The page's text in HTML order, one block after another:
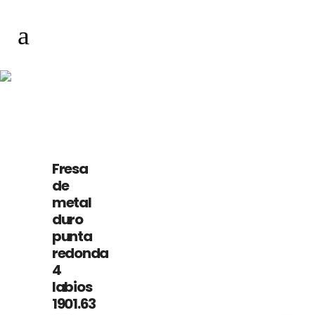
OFERTA
Fresa
de
metal
duro
punta
redonda
4
labios
1901.63